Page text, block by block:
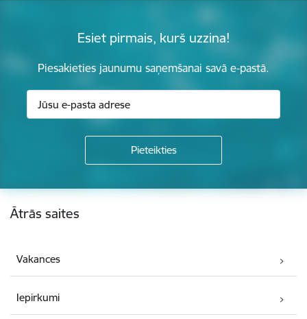
Esiet pirmais, kurš uzzina!
Piesakieties jaunumu saņemšanai savā e-pastā.
Kājene
Ātrās saites
Vakances
Iepirkumi